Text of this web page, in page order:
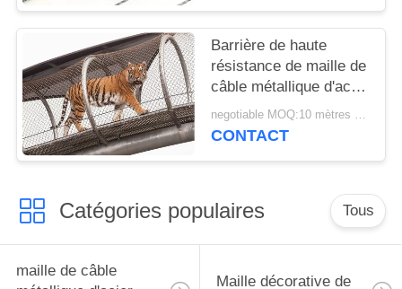
Barrière de haute
résistance de maille de
câble métallique d'acier
inoxydable pour les
cages animales
negotiable MOQ:10 mètres carrés
CONTACT
Catégories populaires Tous
maille de câble
Maille décorative de